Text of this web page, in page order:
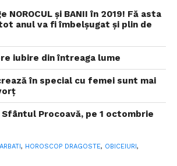
NOROCUL și BANII în 2019! Fă asta
tot anul va fi îmbelșugat și plin de
iubire din întreaga lume
în special cu femei sunt mai
Sfântul Procoavă, pe 1 octombrie
, HOROSCOP DRAGOSTE, OBICEIURI,